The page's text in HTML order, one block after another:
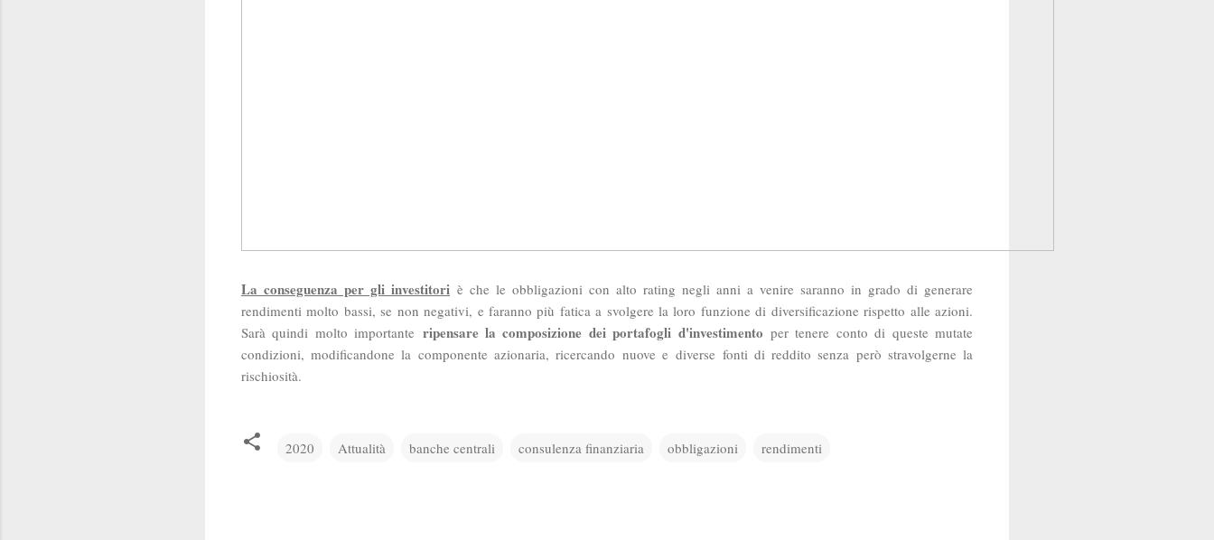
La conseguenza per gli investitori è che le obbligazioni con alto rating negli anni a venire saranno in grado di generare
rendimenti molto bassi, se non negativi, e faranno più fatica a svolgere la loro funzione di diversificazione rispetto alle azioni.
Sarà quindi molto importante ripensare la composizione dei portafogli d'investimento per tenere conto di queste mutate
condizioni, modificandone la componente azionaria, ricercando nuove e diverse fonti di reddito senza però stravolgerne la
rischiosità.
2020 Attualità banche centrali consulenza finanziaria obbligazioni rendimenti